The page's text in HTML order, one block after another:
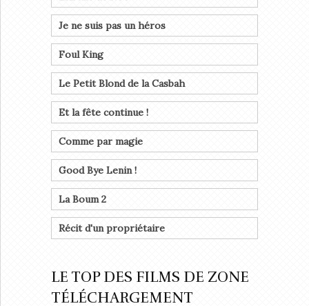
Je ne suis pas un héros
Foul King
Le Petit Blond de la Casbah
Et la fête continue !
Comme par magie
Good Bye Lenin !
La Boum 2
Récit d'un propriétaire
LE TOP DES FILMS DE ZONE
TÉLÉCHARGEMENT